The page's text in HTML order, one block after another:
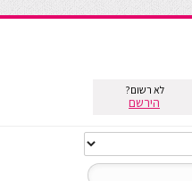
לא רשום?
הירשם